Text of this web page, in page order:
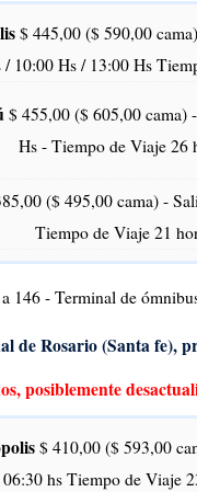
$ 445,00 ($ 590,00
/ 10:00 Hs / 13:00 Hs
$ 455,00 ($ 605,00 cama)
Hs - Tiempo de Viaje 26
($ 495,00 cama) -
Tiempo de Viaje 21
146 - Terminal de
de Rosario (Santa fe),
posiblemente
$ 410,00 ($ 593,00
06:30 hs Tiempo de Viaje